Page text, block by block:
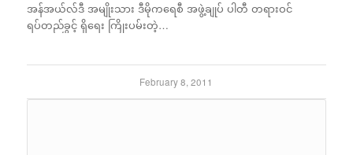
အန်အယ်လ်ဒီ အမျိုးသား ဒီမိုကရေစီ အဖွဲ့ချုပ် ပါတီ တရားဝင်
ရပ်တည်ခွင့် ရှိရေး ကြိုးပမ်းတဲ့…
February 8, 2011